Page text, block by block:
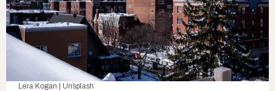
Lera Kogan | Unsplash